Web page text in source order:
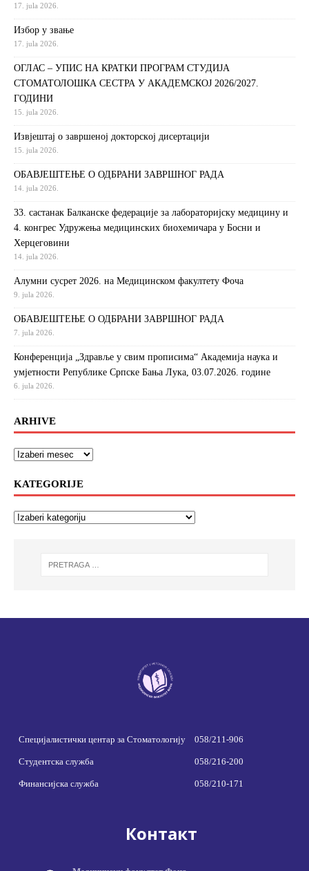
17. jula 2026.
Избор у звање
17. jula 2026.
ОГЛАС – УПИС НА КРАТКИ ПРОГРАМ СТУДИЈА
СТОМАТОЛОШКА СЕСТРА У АКАДЕМСКОЈ 2026/2027.
ГОДИНИ
15. jula 2026.
Извjeштaj o зaвршeнoj дoктoрскoj дисeртaциjи
15. jula 2026.
ОБАВЈЕШТЕЊЕ О ОДБРАНИ ЗАВРШНОГ РАДА
14. jula 2026.
33. састанак Балканске федерације за лабораторијску медицину и
4. конгрес Удружења медицинских биохемичара у Босни и
Херцеговини
14. jula 2026.
Алумни сусрет 2026. на Медицинском факултету Фоча
9. jula 2026.
ОБАВЈЕШТЕЊЕ О ОДБРАНИ ЗАВРШНОГ РАДА
7. jula 2026.
Конференција „Здравље у свим прописима“ Академија наука и
умјетности Републике Српске Бања Лука, 03.07.2026. године
6. jula 2026.
ARHIVE
KATEGORIJE
Специјалистички центар за Стоматологију 058/211-906
Студентска служба 058/216-200
Финансијска служба 058/210-171
Контакт